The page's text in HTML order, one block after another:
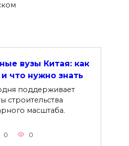
вузы Китая: как
что нужно знать
поддерживает
строительства
масштаба.
0 0